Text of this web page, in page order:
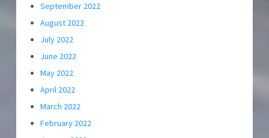
September 2022
August 2022
July 2022
June 2022
May 2022
April 2022
March 2022
February 2022